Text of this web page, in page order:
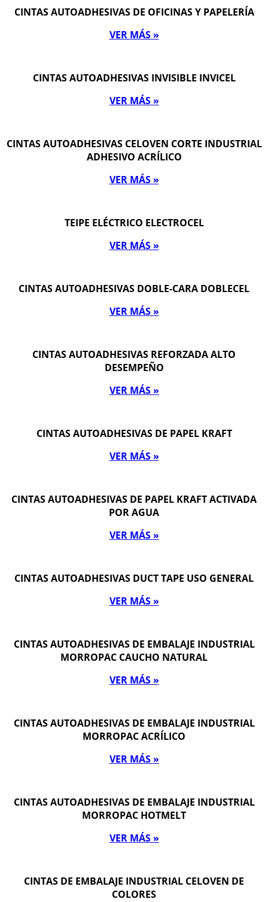
CINTAS AUTOADHESIVAS DE OFICINAS Y PAPELERÍA
VER MÁS »
CINTAS AUTOADHESIVAS INVISIBLE INVICEL
VER MÁS »
CINTAS AUTOADHESIVAS CELOVEN CORTE INDUSTRIAL
ADHESIVO ACRÍLICO
VER MÁS »
TEIPE ELÉCTRICO ELECTROCEL
VER MÁS »
CINTAS AUTOADHESIVAS DOBLE-CARA DOBLECEL
VER MÁS »
CINTAS AUTOADHESIVAS REFORZADA ALTO
DESEMPEÑO
VER MÁS »
CINTAS AUTOADHESIVAS DE PAPEL KRAFT
VER MÁS »
CINTAS AUTOADHESIVAS DE PAPEL KRAFT ACTIVADA
POR AGUA
VER MÁS »
CINTAS AUTOADHESIVAS DUCT TAPE USO GENERAL
VER MÁS »
CINTAS AUTOADHESIVAS DE EMBALAJE INDUSTRIAL
MORROPAC CAUCHO NATURAL
VER MÁS »
CINTAS AUTOADHESIVAS DE EMBALAJE INDUSTRIAL
MORROPAC ACRÍLICO
VER MÁS »
CINTAS AUTOADHESIVAS DE EMBALAJE INDUSTRIAL
MORROPAC HOTMELT
VER MÁS »
CINTAS DE EMBALAJE INDUSTRIAL CELOVEN DE
COLORES